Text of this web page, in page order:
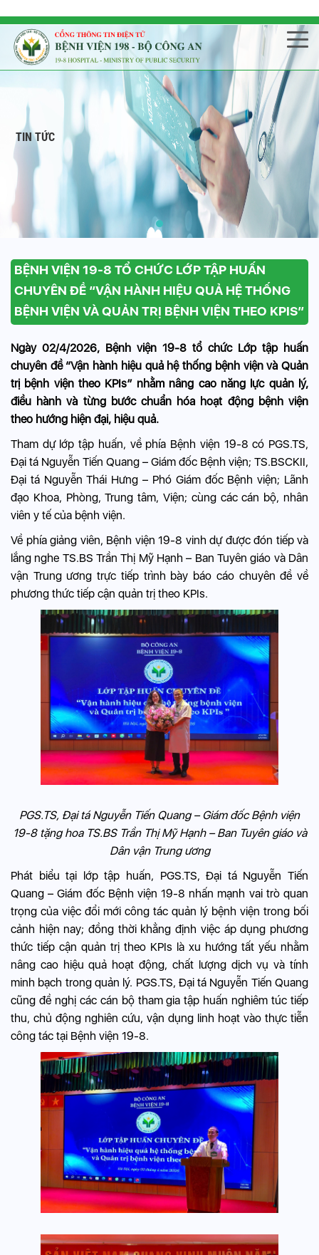
TIN TỨC
BỆNH VIỆN 19-8 TỔ CHỨC LỚP TẬP HUẤN
CHUYÊN ĐỀ “VẬN HÀNH HIỆU QUẢ HỆ THỐNG
BỆNH VIỆN VÀ QUẢN TRỊ BỆNH VIỆN THEO KPIS”
Ngày 02/4/2026, Bệnh viện 19-8 tổ chức Lớp tập huấn
chuyên đề “Vận hành hiệu quả hệ thống bệnh viện và Quản
trị bệnh viện theo KPIs” nhằm nâng cao năng lực quản lý,
điều hành và từng bước chuẩn hóa hoạt động bệnh viện
theo hướng hiện đại, hiệu quả.
Tham dự lớp tập huấn, về phía Bệnh viện 19-8 có PGS.TS,
Đại tá Nguyễn Tiến Quang – Giám đốc Bệnh viện; TS.BSCKII,
Đại tá Nguyễn Thái Hưng – Phó Giám đốc Bệnh viện; Lãnh
đạo Khoa, Phòng, Trung tâm, Viện; cùng các cán bộ, nhân
viên y tế của bệnh viện.
Về phía giảng viên, Bệnh viện 19-8 vinh dự được đón tiếp và
lắng nghe TS.BS Trần Thị Mỹ Hạnh – Ban Tuyên giáo và Dân
vận Trung ương trực tiếp trình bày báo cáo chuyên đề về
phương thức tiếp cận quản trị theo KPIs.
PGS.TS, Đại tá Nguyễn Tiến Quang – Giám đốc Bệnh viện
19-8 tặng hoa TS.BS Trần Thị Mỹ Hạnh – Ban Tuyên giáo và
Dân vận Trung ương
Phát biểu tại lớp tập huấn, PGS.TS, Đại tá Nguyễn Tiến
Quang – Giám đốc Bệnh viện 19-8 nhấn mạnh vai trò quan
trọng của việc đổi mới công tác quản lý bệnh viện trong bối
cảnh hiện nay; đồng thời khẳng định việc áp dụng phương
thức tiếp cận quản trị theo KPIs là xu hướng tất yếu nhằm
nâng cao hiệu quả hoạt động, chất lượng dịch vụ và tính
minh bạch trong quản lý. PGS.TS, Đại tá Nguyễn Tiến Quang
cũng đề nghị các cán bộ tham gia tập huấn nghiêm túc tiếp
thu, chủ động nghiên cứu, vận dụng linh hoạt vào thực tiễn
công tác tại Bệnh viện 19-8.